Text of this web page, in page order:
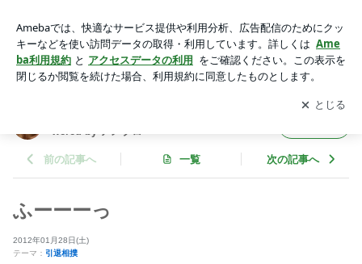
ed by アメブロ
アプリをダウンロードして ブログの更新通知
を受け取りまし
ょう。
開く
wered by アメブロ
前の記事へ 一覧 次の記事へ
ふーーーっ
2012年01月28日(土)
テーマ： 引退相撲